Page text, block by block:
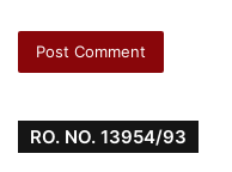
RO. NO. 13954/93